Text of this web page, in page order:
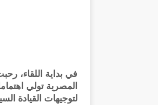
في بداية اللقاء،
المصرية تولي
لتوجيهات القيادة